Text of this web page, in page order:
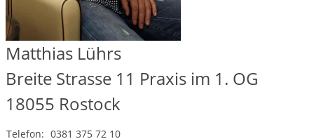
Matthias Lührs
Breite Strasse 11 Praxis im 1. OG
18055 Rostock
Telefon: 0381 375 72 10